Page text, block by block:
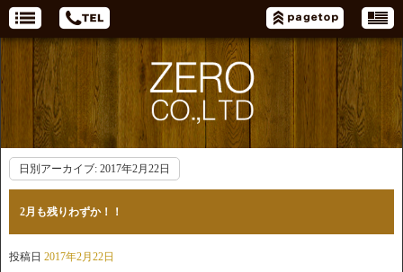
日別アーカイブ: 2017年2月22日
2月も残りわずか！！
投稿日 2017年2月22日